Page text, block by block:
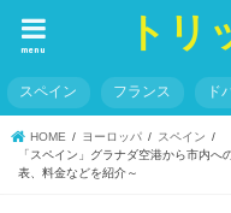
トリ
menu
スペイン フランス ド
HOME ヨーロッパ
スペイン
「スペイン」グラナダ空港から市内
表、料金などを紹介～